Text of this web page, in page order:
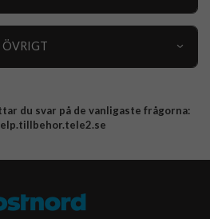
ÖVRIGT
du svar på de vanligaste frågorna: